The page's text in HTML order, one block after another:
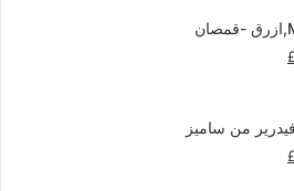
£35.00.
السعر
£40.00.
من ساميز
السعر